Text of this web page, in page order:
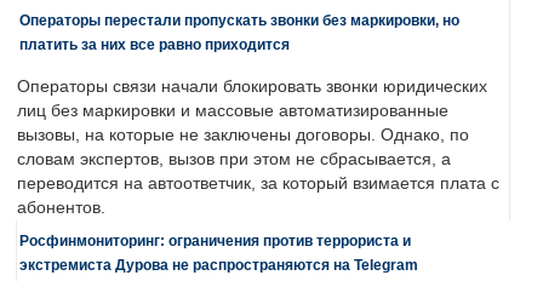
Операторы перестали пропускать звонки без маркировки, но
платить за них все равно приходится
Операторы связи начали блокировать звонки юридических
лиц без маркировки и массовые автоматизированные
вызовы, на которые не заключены договоры. Однако, по
словам экспертов, вызов при этом не сбрасывается, а
переводится на автоответчик, за который взимается плата с
абонентов.
Росфинмониторинг: ограничения против террориста и
экстремиста Дурова не распространяются на Telegram